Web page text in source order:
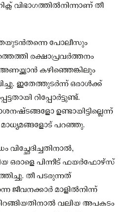
വിഭാഗത്തിൽനിന്നാണ് തീ
പോലീസും
രക്ഷാപ്രവർത്തനം
അണയ്ക്കാൻ കഴിഞ്ഞെങ്കിലും
ഇതേത്തുടർന്ന് ഒരാൾക്ക്
റിപ്പോർട്ടുണ്ട്.
ഉണ്ടായിട്ടില്ലെന്ന്
പറഞ്ഞു.
ഒരാളെ പിന്നീട് ഫയർഫോഴ്സ്
തീ പടരുന്നത്
ജീവനക്കാർ മാളിൽനിന്ന്
വലിയ അപകടം